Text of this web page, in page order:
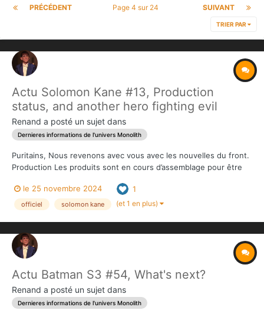
PRÉCÉDENT SUIVANT
Page 4 sur 24
TRIER PAR
Actu Solomon Kane #13, Production
status, and another hero fighting evil
Renand a posté un sujet dans
Dernieres informations de l'univers Monolith
Puritains, Nous revenons avec vous avec les nouvelles du front.
Production Les produits sont en cours d’assemblage pour être
prochain pour commencer les livraisons en janvier comme prévu.
Nous vous recontacterons directement par...
le 25 novembre 2024 1
officiel solomon kane (et 1 en plus)
Actu Batman S3 #54, What's next?
Renand a posté un sujet dans
Dernieres informations de l'univers Monolith